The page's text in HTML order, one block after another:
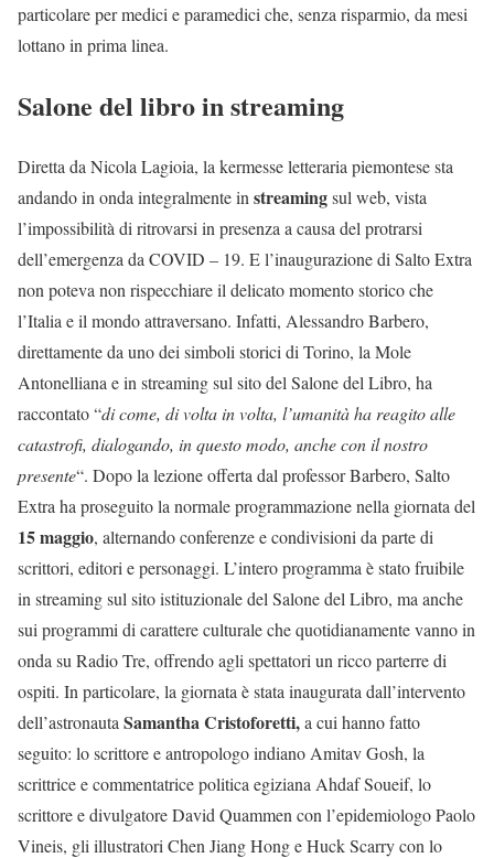
particolare per medici e paramedici che, senza risparmio, da mesi
lottano in prima linea.
Salone del libro in streaming
Diretta da Nicola Lagioia, la kermesse letteraria piemontese sta
andando in onda integralmente in streamingsul web, vista
l’impossibilità di ritrovarsi in presenza a causa del protrarsi
dell’emergenza da COVID – 19. E l’inaugurazione di Salto Extra
non poteva non rispecchiare il delicato momento storico che
l’Italia e il mondo attraversano. Infatti, Alessandro Barbero,
direttamente da uno dei simboli storici di Torino, la Mole
Antonelliana e in streaming sul sito del Salone del Libro, ha
raccontato “di come, di volta in volta, l’umanità ha reagito alle
catastrofi, dialogando, in questo modo, anche con il nostro
presente“. Dopo la lezione offerta dal professor Barbero, Salto
Extra ha proseguito la normale programmazione nella giornata del
15 maggio, alternando conferenze e condivisioni da parte di
scrittori, editori e personaggi. L’intero programma è stato fruibile
in streaming sul sito istituzionale del Salone del Libro, ma anche
sui programmi di carattere culturale che quotidianamente vanno in
onda su Radio Tre, offrendo agli spettatori un ricco parterre di
ospiti. In particolare, la giornata è stata inaugurata dall’intervento
dell’astronauta Samantha Cristoforetti,a cui hanno fatto
seguito: lo scrittore e antropologo indiano Amitav Gosh, la
scrittrice e commentatrice politica egiziana Ahdaf Soueif, lo
scrittore e divulgatore David Quammen con l’epidemiologo Paolo
Vineis, gli illustratori Chen Jiang Hong e Huck Scarry con lo